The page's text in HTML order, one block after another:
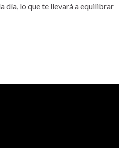
día, lo que te llevará a equilibrar